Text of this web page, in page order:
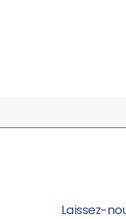
Laissez-